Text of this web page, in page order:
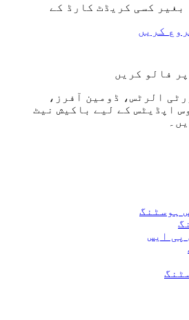
بغیر کسی کریڈٹ کارڈ کے
فالو کریں
الرٹس، ڈومین آفرز،
اپڈیٹس کے لیے باکیش نیٹ
ہوسٹنگ
پی ایس